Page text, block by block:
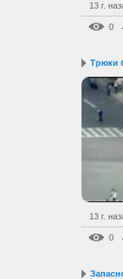
13 г.
0
Трюки
13 г.
0